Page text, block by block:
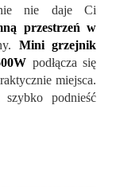
nie daje Ci
przestrzeń w
Mini grzejnik
podłącza się
miejsca.
podnieść